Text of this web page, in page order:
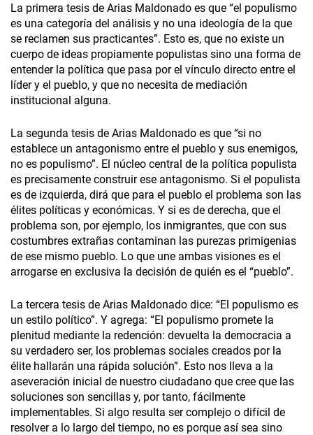
La primera tesis de Arias Maldonado es que “el populismo
es una categoría del análisis y no una ideología de la que
se reclamen sus practicantes”. Esto es, que no existe un
cuerpo de ideas propiamente populistas sino una forma de
entender la política que pasa por el vínculo directo entre el
líder y el pueblo, y que no necesita de mediación
institucional alguna.
La segunda tesis de Arias Maldonado es que “si no
establece un antagonismo entre el pueblo y sus enemigos,
no es populismo”. El núcleo central de la política populista
es precisamente construir ese antagonismo. Si el populista
es de izquierda, dirá que para el pueblo el problema son las
élites políticas y económicas. Y si es de derecha, que el
problema son, por ejemplo, los inmigrantes, que con sus
costumbres extrañas contaminan las purezas primigenias
de ese mismo pueblo. Lo que une ambas visiones es el
arrogarse en exclusiva la decisión de quién es el “pueblo”.
La tercera tesis de Arias Maldonado dice: “El populismo es
un estilo político”. Y agrega: “El populismo promete la
plenitud mediante la redención: devuelta la democracia a
su verdadero ser, los problemas sociales creados por la
élite hallarán una rápida solución”. Esto nos lleva a la
aseveración inicial de nuestro ciudadano que cree que las
soluciones son sencillas y, por tanto, fácilmente
implementables. Si algo resulta ser complejo o difícil de
resolver a lo largo del tiempo, no es porque así sea sino